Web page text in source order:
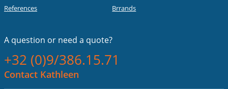
References
Brrands
A question or need a quote?
+32 (0)9/386.15.71
Contact Kathleen